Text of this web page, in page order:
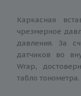
Каркасная
чрезмерное
давления. За
датчиков во
Wrap,
табло тонометра.